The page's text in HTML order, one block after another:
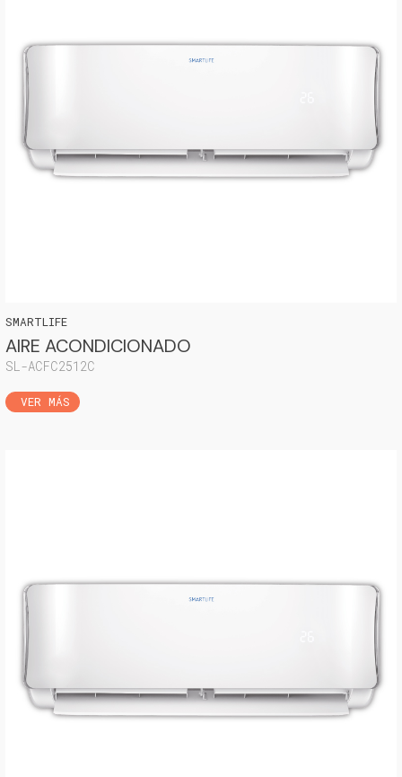
SMARTLIFE
AIRE ACONDICIONADO
SL-ACFC2512C
VER MÁS